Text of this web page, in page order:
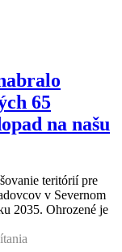
65
na našu
teritórií pre
v Severnom
2035. Ohrozené je